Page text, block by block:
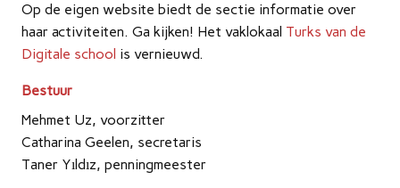
Op de eigen website biedt de sectie informatie over
haar activiteiten. Ga kijken! Het vaklokaal Turks van de
Digitale school is vernieuwd.
Bestuur
Mehmet Uz, voorzitter
Catharina Geelen, secretaris
Taner Yıldız, penningmeester